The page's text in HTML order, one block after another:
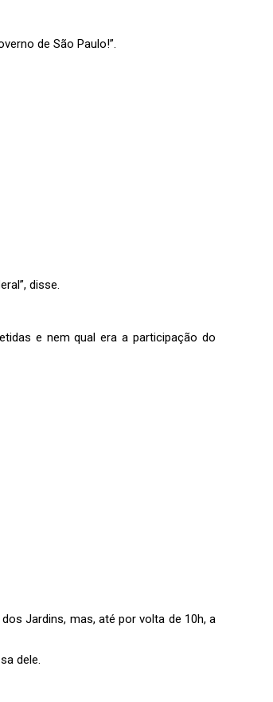
de São Paulo!”.
disse.
e nem qual era a participação do
Jardins, mas, até por volta de 10h, a
dele.